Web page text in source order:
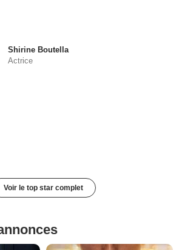
Shirine Boutella
Actrice
Voir le top star complet